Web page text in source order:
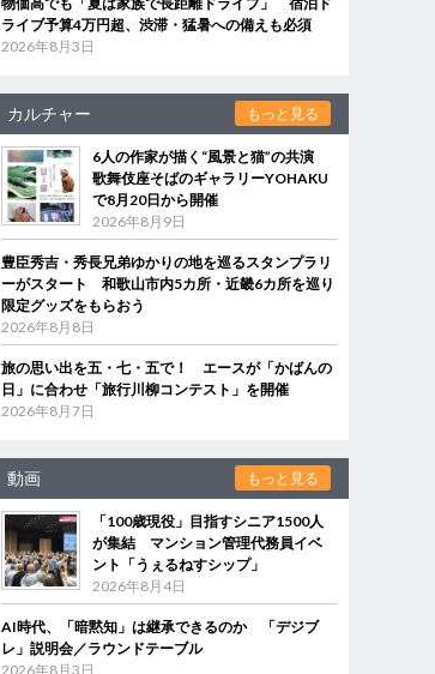
ライブ予算4万円超、渋滞・猛暑への備えも必須
2026年8月3日
カルチャー もっと見る
6人の作家が描く“風景と猫”の共演
歌舞伎座そばのギャラリーYOHAKU
で8月20日から開催
2026年8月9日
豊臣秀吉・秀長兄弟ゆかりの地を巡るスタンプラリ
ーがスタート 和歌山市内5カ所・近畿6カ所を巡り
限定グッズをもらおう
2026年8月8日
旅の思い出を五・七・五で！ エースが「かばんの
日」に合わせ「旅行川柳コンテスト」を開催
2026年8月7日
動画 もっと見る
「100歳現役」目指すシニア1500人
が集結 マンション管理代務員イベ
ント「うぇるねすシップ」
2026年8月4日
AI時代、「暗黙知」は継承できるのか 「デジブ
レ」説明会／ラウンドテーブル
2026年8月3日